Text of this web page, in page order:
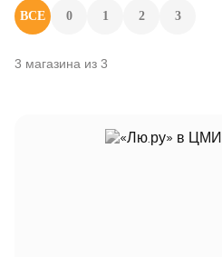
ВСЕ 0 1 2 3
3 магазина из 3